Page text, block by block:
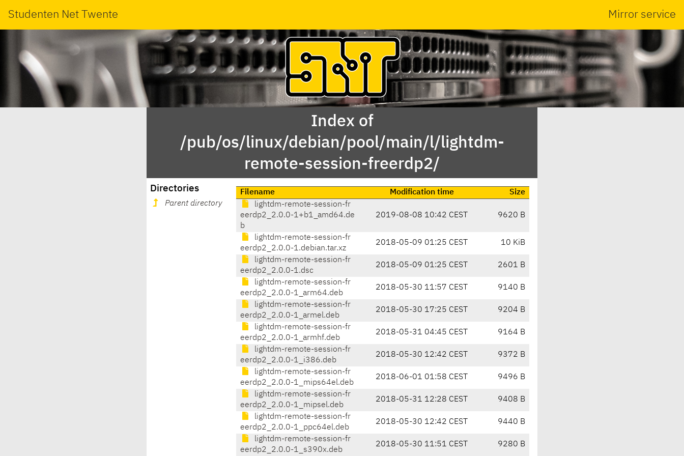
Studenten Net Twente Mirror service
Index of
/pub/os/linux/debian/pool/main/l/lightdm-
remote-session-freerdp2/
Directories
Parent directory
Filename Modification time
Size
lightdm-remote-session-fr
eerdp2_2.0.0-1+b1_amd64.de
b
2019-08-08 10:42 CEST 9620 B
lightdm-remote-session-fr
eerdp2_2.0.0-1.debian.tar.xz
2018-05-09 01:25 CEST 10 KiB
lightdm-remote-session-fr
eerdp2_2.0.0-1.dsc
2018-05-09 01:25 CEST 2601 B
lightdm-remote-session-fr
eerdp2_2.0.0-1_arm64.deb
2018-05-30 11:57 CEST 9140 B
lightdm-remote-session-fr
eerdp2_2.0.0-1_armel.deb
2018-05-30 17:25 CEST 9204 B
lightdm-remote-session-fr
eerdp2_2.0.0-1_armhf.deb
2018-05-31 04:45 CEST 9164 B
lightdm-remote-session-fr
eerdp2_2.0.0-1_i386.deb
2018-05-30 12:42 CEST 9372 B
lightdm-remote-session-fr
eerdp2_2.0.0-1_mips64el.deb
2018-06-01 01:58 CEST 9496 B
lightdm-remote-session-fr
eerdp2_2.0.0-1_mipsel.deb
2018-05-31 12:28 CEST 9408 B
lightdm-remote-session-fr
eerdp2_2.0.0-1_ppc64el.deb
2018-05-30 12:42 CEST 9440 B
lightdm-remote-session-fr
eerdp2_2.0.0-1_s390x.deb
2018-05-30 11:51 CEST 9280 B